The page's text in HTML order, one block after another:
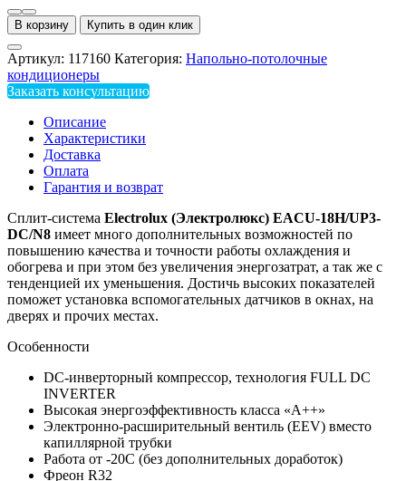
В корзину Купить в один клик
Артикул: 117160 Категория: Напольно-потолочные
кондиционеры
Заказать консультацию
Описание
Характеристики
Доставка
Оплата
Гарантия и возврат
Сплит-система Electrolux (Электролюкс) EACU-18H/UP3-
DC/N8 имеет много дополнительных возможностей по
повышению качества и точности работы охлаждения и
обогрева и при этом без увеличения энергозатрат, а так же с
тенденцией их уменьшения. Достичь высоких показателей
поможет установка вспомогательных датчиков в окнах, на
дверях и прочих местах.
Особенности
DC-инверторный компрессор, технология FULL DC
INVERTER
Высокая энергоэффективность класса «А++»
Электронно-расширительный вентиль (EEV) вместо
капиллярной трубки
Работа от -20С (без дополнительных доработок)
Фреон R32